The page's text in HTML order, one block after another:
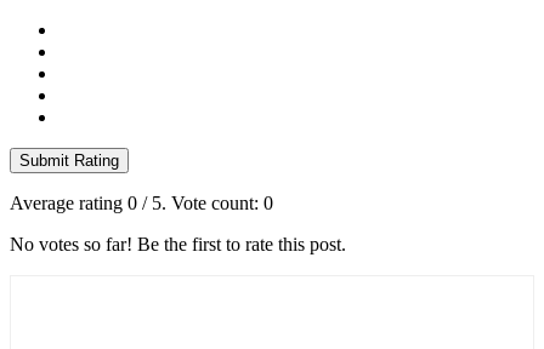
Submit Rating
Average rating 0 / 5. Vote count: 0
No votes so far! Be the first to rate this post.